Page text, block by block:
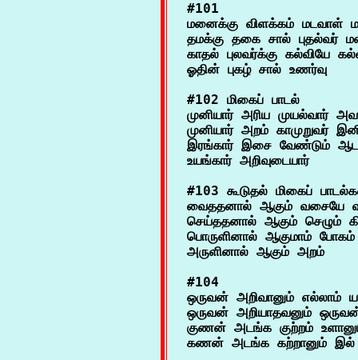
#101
மனைக்கு விளக்கம் மடவாள்
தமக்கு தகை சால் புதல்வர்
காதல் புலவர்க்கு கல்வியே
#102 மிகைப் பாடல்
முனியார் அரிய முயல்வார்
முனியார் அறம் காமுறுவர்
இரங்கார் இசை வேண்டும்
#103 கூடுதல் மிகைப்
வைததனால் ஆகும் வசையே
செய்ததனால் ஆகும் செழும்
பொருளினால் ஆகுமாம் போகம்
#104
ஒருவன் அறிவானும் எல்லாம்
ஒருவன் அறியாதவனும்
குணன் அடங்க குற்றம்